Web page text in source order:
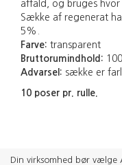
affald, og bruges hvor
Sække af regenerat
5%.
Farve: transparent
Bruttorumindhold: 100 l
Advarsel: sække er
10 poser pr. rulle.
Din virksomhed bør vælge